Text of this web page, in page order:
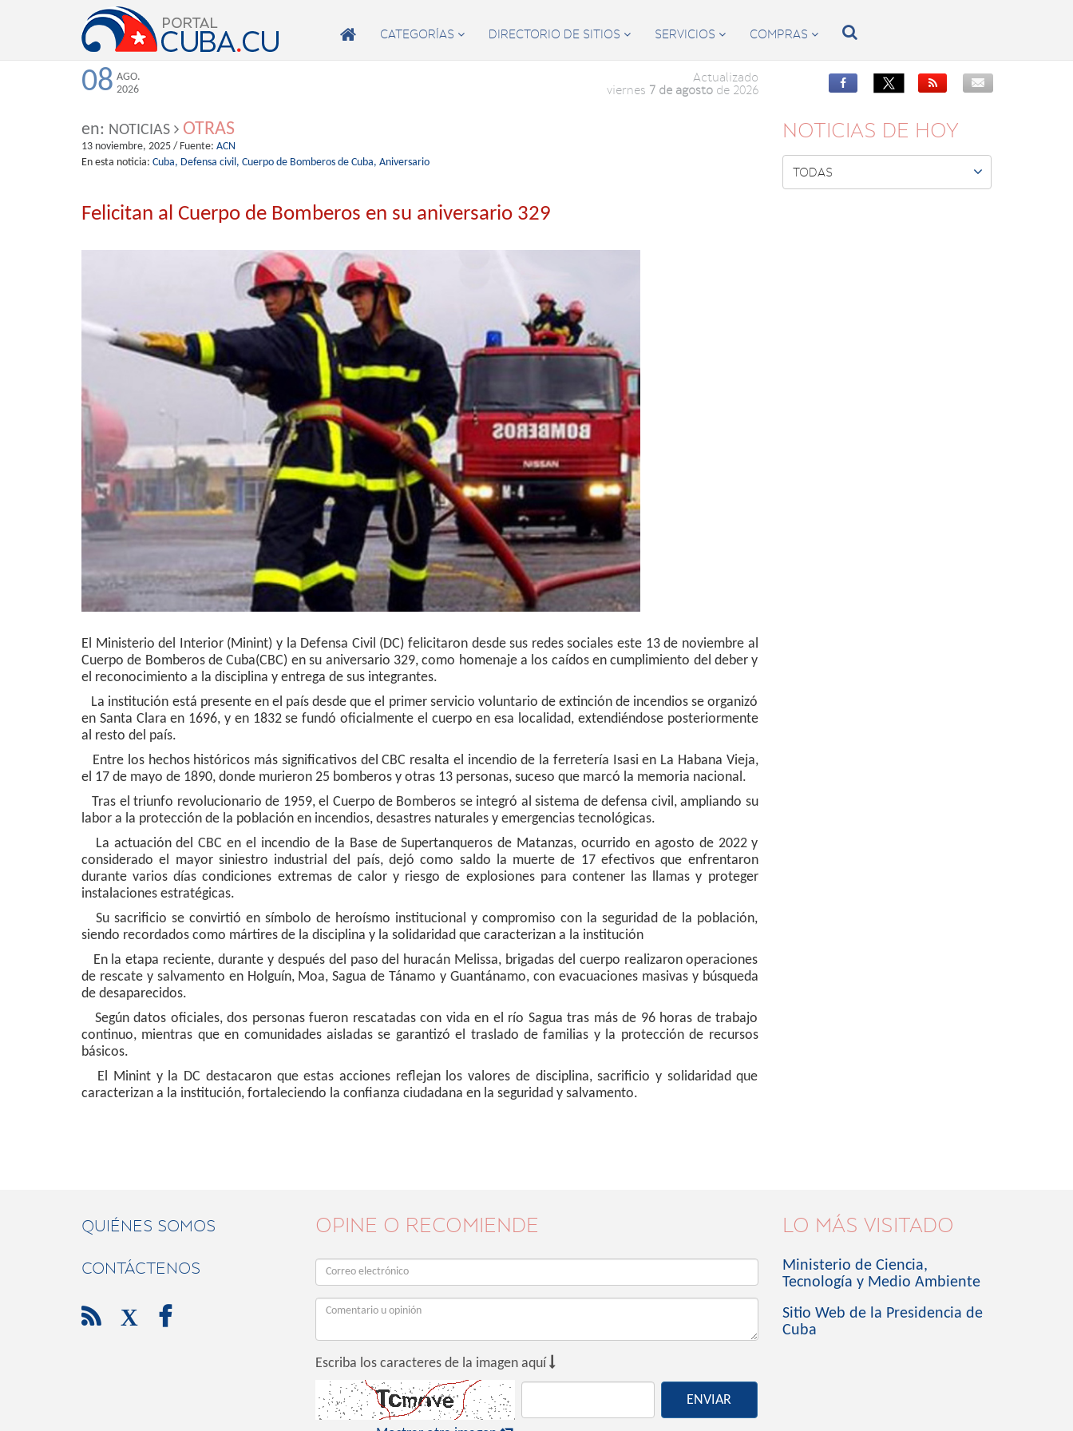
 CATEGORÍAS  DIRECTORIO DE SITIOS  SERVICIOS  COMPRAS  
08 AGO.
2026
Actualizado
viernes 7 de agostode 2026


en: NOTICIAS OTRAS
13 noviembre, 2025 / Fuente: ACN
En esta noticia: Cuba, Defensa civil, Cuerpo de Bomberos de Cuba, Aniversario
Felicitan al Cuerpo de Bomberos en su aniversario 329
El Ministerio del Interior (Minint) y la Defensa Civil (DC) felicitaron desde sus redes sociales este 13 de noviembre al
Cuerpo de Bomberos de Cuba(CBC) en su aniversario 329, como homenaje a los caídos en cumplimiento del deber y
el reconocimiento a la disciplina y entrega de sus integrantes.
La institución está presente en el país desde que el primer servicio voluntario de extinción de incendios se organizó
en Santa Clara en 1696, y en 1832 se fundó oficialmente el cuerpo en esa localidad, extendiéndose posteriormente
al resto del país.
Entre los hechos históricos más significativos del CBC resalta el incendio de la ferretería Isasi en La Habana Vieja,
el 17 de mayo de 1890, donde murieron 25 bomberos y otras 13 personas, suceso que marcó la memoria nacional.
Tras el triunfo revolucionario de 1959, el Cuerpo de Bomberos se integró al sistema de defensa civil, ampliando su
labor a la protección de la población en incendios, desastres naturales y emergencias tecnológicas.
La actuación del CBC en el incendio de la Base de Supertanqueros de Matanzas, ocurrido en agosto de 2022 y
considerado el mayor siniestro industrial del país, dejó como saldo la muerte de 17 efectivos que enfrentaron
durante varios días condiciones extremas de calor y riesgo de explosiones para contener las llamas y proteger
instalaciones estratégicas.
Su sacrificio se convirtió en símbolo de heroísmo institucional y compromiso con la seguridad de la población,
siendo recordados como mártires de la disciplina y la solidaridad que caracterizan a la institución
En la etapa reciente, durante y después del paso del huracán Melissa, brigadas del cuerpo realizaron operaciones
de rescate y salvamento en Holguín, Moa, Sagua de Tánamo y Guantánamo, con evacuaciones masivas y búsqueda
de desaparecidos.
Según datos oficiales, dos personas fueron rescatadas con vida en el río Sagua tras más de 96 horas de trabajo
continuo, mientras que en comunidades aisladas se garantizó el traslado de familias y la protección de recursos
básicos.
El Minint y la DC destacaron que estas acciones reflejan los valores de disciplina, sacrificio y solidaridad que
caracterizan a la institución, fortaleciendo la confianza ciudadana en la seguridad y salvamento.
NOTICIAS DE HOY
TODAS 
QUIÉNES SOMOS
CONTÁCTENOS
 X 
OPINE O RECOMIENDE
Escriba los caracteres de la imagen aquí 
ENVIAR
LO MÁS VISITADO
Ministerio de Ciencia,
Tecnología y Medio Ambiente
Sitio Web de la Presidencia de
Cuba